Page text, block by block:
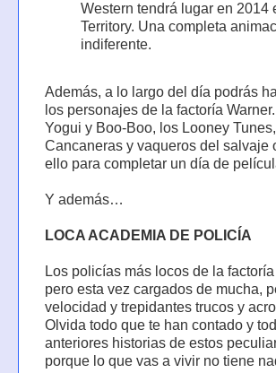
Western tendrá lugar en 2014
Territory. Una completa
indiferente.
Además, a lo largo del día podrás
los personajes de la factoría
Yogui y Boo-Boo, los Looney
Cancaneras y vaqueros del salvaje
ello para completar un día de
Y además…
LOCA ACADEMIA DE POLICÍA
Los policías más locos de la
pero esta vez cargados de mucha,
velocidad y trepidantes trucos y
Olvida todo que te han contado y
anteriores historias de estos
porque lo que vas a vivir no tiene